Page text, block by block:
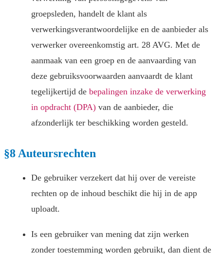
groepsleden, handelt de klant als
verwerkingsverantwoordelijke en de aanbieder als
verwerker overeenkomstig art. 28 AVG. Met de
aanmaak van een groep en de aanvaarding van
deze gebruiksvoorwaarden aanvaardt de klant
tegelijkertijd de bepalingen inzake de verwerking
in opdracht (DPA) van de aanbieder, die
afzonderlijk ter beschikking worden gesteld.
§8 Auteursrechten
De gebruiker verzekert dat hij over de vereiste
rechten op de inhoud beschikt die hij in de app
uploadt.
Is een gebruiker van mening dat zijn werken
zonder toestemming worden gebruikt, dan dient de